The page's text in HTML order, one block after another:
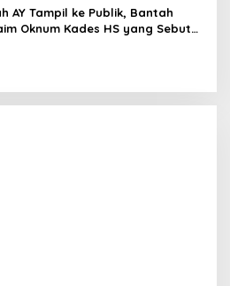
AY Tampil ke Publik, Bantah
Oknum Kades HS yang Sebut